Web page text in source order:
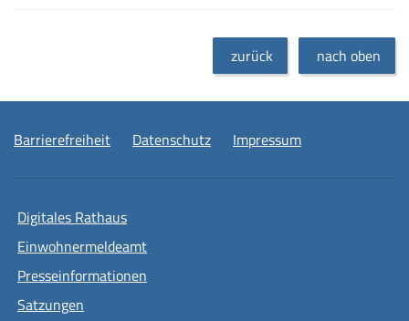
zurück nach oben
Barrierefreiheit Datenschutz Impressum
Digitales Rathaus
Einwohnermeldeamt
Presseinformationen
Satzungen